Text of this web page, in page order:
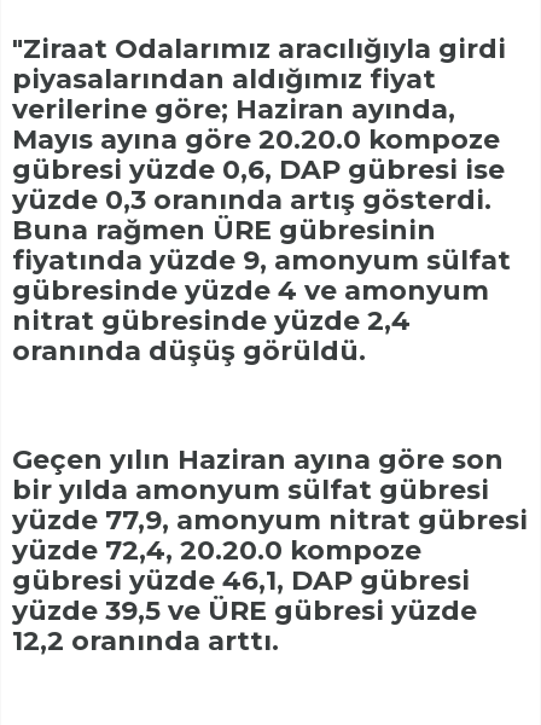
"Ziraat Odalarımız aracılığıyla girdi
piyasalarından aldığımız fiyat
verilerine göre; Haziran ayında,
Mayıs ayına göre 20.20.0 kompoze
gübresi yüzde 0,6, DAP gübresi ise
yüzde 0,3 oranında artış gösterdi.
Buna rağmen ÜRE gübresinin
fiyatında yüzde 9, amonyum sülfat
gübresinde yüzde 4 ve amonyum
nitrat gübresinde yüzde 2,4
oranında düşüş görüldü.
Geçen yılın Haziran ayına göre son
bir yılda amonyum sülfat gübresi
yüzde 77,9, amonyum nitrat gübresi
yüzde 72,4, 20.20.0 kompoze
gübresi yüzde 46,1, DAP gübresi
yüzde 39,5 ve ÜRE gübresi yüzde
12,2 oranında arttı.